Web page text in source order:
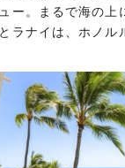
ー。まるで海の上
ラナイは、ホノル